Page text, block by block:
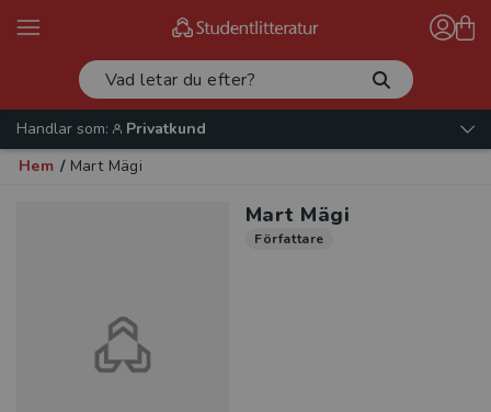
Handlar som:
Privatkund
Hem / Mart Mägi
Mart Mägi
Författare